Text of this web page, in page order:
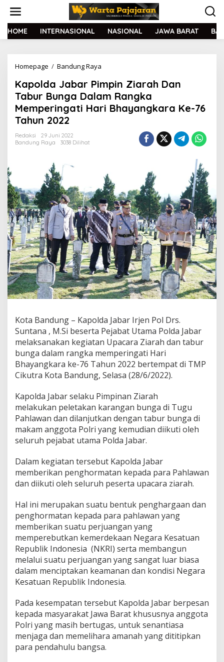
t
HOME INTERNASIONAL NASIONAL JAWA BARAT
Homepage / Bandung Raya
p
o
l
d
P
m
p
i
n
Z
i
a
r
a
h
D
a
n
a
b
u
r
B
u
n
a
D
a
l
a
m
R
n
g
k
e
m
p
e
r
n
g
a
H
a
r
i
B
h
Kapolda Jabar Pimpin Ziarah Dan
Tabur Bunga Dalam Rangka
Memperingati Hari Bhayangkara Ke-76
Tahun 2022
Redaksi
29 Juni 2022
Bandung Raya
3038 Dilihat
Kota Bandung – Kapolda Jabar Irjen Pol Drs.
Suntana , M.Si beserta Pejabat Utama Polda Jabar
melaksanakan kegiatan Upacara Ziarah dan tabur
bunga dalam rangka memperingati Hari
Bhayangkara ke-76 Tahun 2022 bertempat di TMP
Cikutra Kota Bandung, Selasa (28/6/2022).
Kapolda Jabar selaku Pimpinan Ziarah
melakukan peletakan karangan bunga di Tugu
Pahlawan dan dilanjutkan dengan tabur bunga di
makam anggota Polri yang kemudian diikuti oleh
seluruh pejabat utama Polda Jabar.
Dalam kegiatan tersebut Kapolda Jabar
memberikan penghormatan kepada para Pahlawan
dan diikuti oleh seluruh peserta upacara ziarah.
Hal ini merupakan suatu bentuk penghargaan dan
penghormatan kepada para pahlawan yang
memberikan suatu perjuangan yang
memperebutkan kemerdekaan Negara Kesatuan
Republik Indonesia (NKRI) serta membangun
melalui suatu perjuangan yang sangat luar biasa
dalam menciptakan keamanan dan kondisi Negara
Kesatuan Republik Indonesia.
Pada kesempatan tersebut Kapolda Jabar berpesan
kepada masyarakat Jawa Barat khususnya anggota
Polri yang masih bertugas, untuk senantiasa
menjaga dan memelihara amanah yang dititipkan
para pendahulu bangsa.